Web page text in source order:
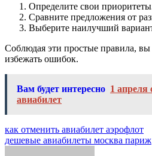
Определите свои
Сравните предложения от
Выберите наилучший
Соблюдая эти простые правила,
избежать ошибок.
Вам будет интересно 1 апреля
авиабилет
Навигация
по
как отменить авиабилет аэрофлот
дешевые авиабилеты москва париж